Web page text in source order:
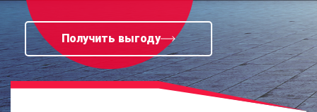
Получить выгоду